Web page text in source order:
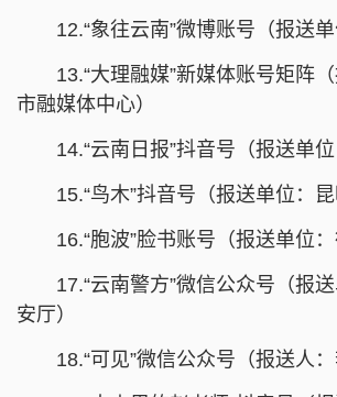
12.“象往云南”微博账号（报送单
13.“大理融媒”新媒体账号矩阵（
市融媒体中心）
14.“云南日报”抖音号（报送单位
15.“鸟木”抖音号（报送单位：昆
16.“胞波”脸书账号（报送单位：
17.“云南警方”微信公众号（报送
安厅）
18.“可见”微信公众号（报送人：